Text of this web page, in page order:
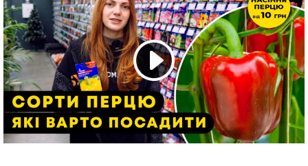
Нет в наличии 63627
Перец "Магус F1" ТМ "Lark
Seeds" 500шт
782грн
Сообщить о поступлении
+31.28 грн бонусов за покупку